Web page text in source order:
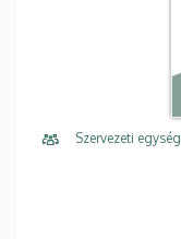
Szervezeti egység